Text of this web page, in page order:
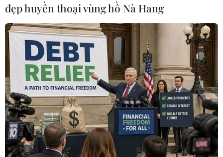
người làm vườn đã phát hiện ra bức tranh
"Portrait of a Lady"khi dọn cây thường xuân ra
khỏi bức tường bên ngoài phòng trưng bày
nghệ thuật Ricci Oddi.
Bức tranh được bọc trong túi nylong màu đen
và dường như không bị hư hại gì.
Theo cảnh sát Italy, kiệt tác hội họa này trị giá
60 triệu euro và đã “bốc hơi” khi chưa kịp ra
mắt trước công chúng./.
đẹp huyền thoại vùng hồ Nà Hang